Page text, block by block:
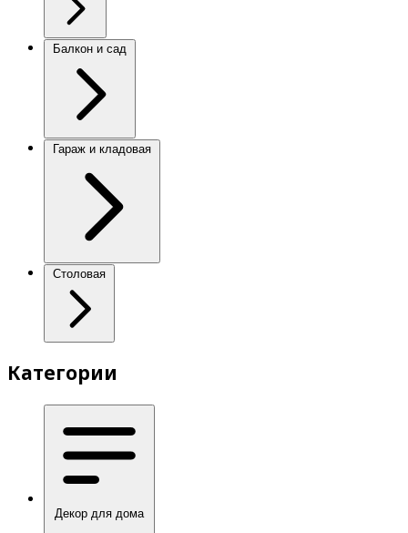
Балкон и сад
Гараж и кладовая
Столовая
Категории
Декор для дома